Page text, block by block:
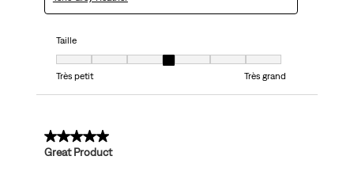
Taille
Taille, 4 sur 7, où 1 est égal à Très petit et 7 est égal à Très grand
Très petit
Très grand
5 sur 5 étoiles.
Great Product